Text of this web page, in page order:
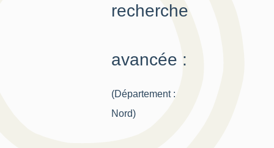
recherche
avancée :
(Département :
Nord)